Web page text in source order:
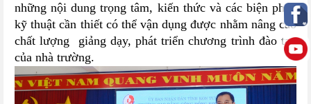
những nội dung trọng tâm, kiến thức và các biện pháp
kỹ thuật cần thiết có thể vận dụng được nhằm nâng cao
chất lượng giảng dạy, phát triển chương trình đào tạo
của nhà trường.